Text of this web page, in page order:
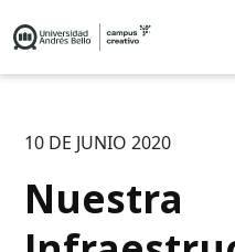
10 DE JUNIO 2020
Nuestra